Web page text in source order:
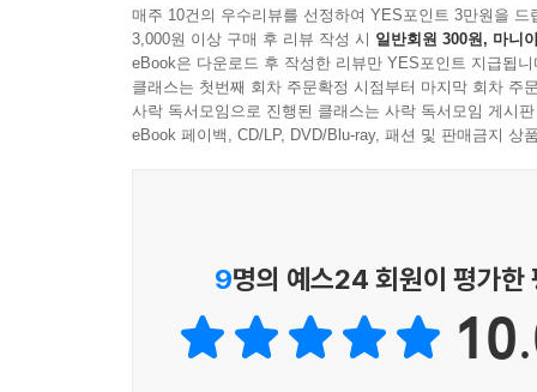
수험생 여러분들의 합격을 기원합니다.
매주 10건의 우수리뷰를 선정하여 YES포인트 3만원을 드
3,000원 이상 구매 후 리뷰 작성 시 일반회원 300원, 마니
eBook은 다운로드 후 작성한 리뷰만 YES포인트 지급됩니
클래스는 첫번째 회차 주문확정 시점부터 마지막 회차 주
사락 독서모임으로 진행된 클래스는 사락 독서모임 게시
eBook 페이백, CD/LP, DVD/Blu-ray, 패션 및 판매금지 상
9명의 예스24 회원이 평가한